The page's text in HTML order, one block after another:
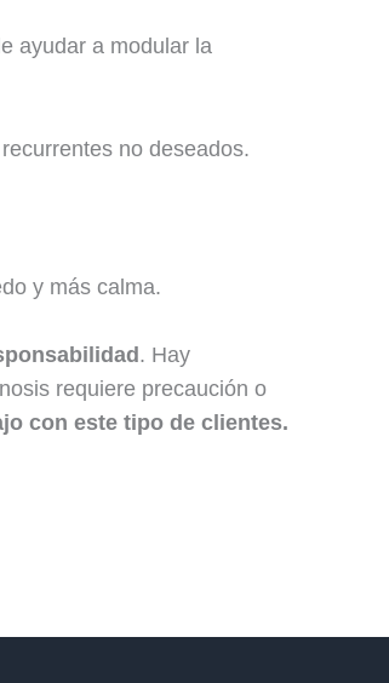
ayudar a modular la
no deseados.
y más calma.
. Hay
requiere precaución o
con este tipo de clientes.